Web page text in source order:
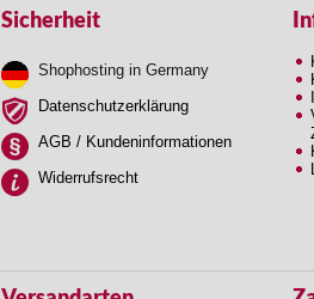
Sicherheit
Shophosting in Germany
Datenschutzerklärung
AGB / Kundeninformationen
Widerrufsrecht